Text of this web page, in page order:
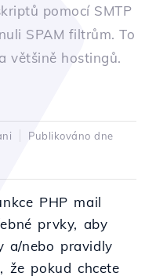
pomocí SMTP
SPAM filtrům. To
většině hostingů.
Publikováno dne
PHP mail
prvky, aby
a/nebo pravidly
že pokud chcete